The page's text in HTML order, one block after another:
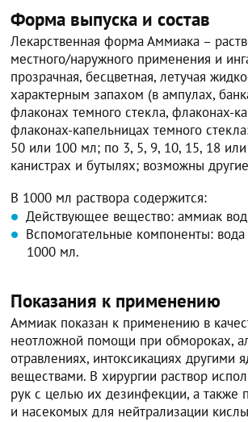
Форма выпуска и состав
Лекарственная форма Аммиака –
местного/наружного применения и
прозрачная, бесцветная, летучая
характерным запахом (в ампулах,
флаконах темного стекла, флаконах-
флаконах-капельницах темного
50 или 100 мл; по 3, 5, 9, 10, 15, 18 или
канистрах и бутылях; возможны
В 1000 мл раствора содержится:
Действующее вещество: аммиак
Вспомогательные компоненты:
1000 мл.
Показания к применению
Аммиак показан к применению в
неотложной помощи при обмороках,
отравлениях, интоксикациях другими
веществами. В хирургии раствор
рук с целью их дезинфекции, а также
и насекомых для нейтрализации